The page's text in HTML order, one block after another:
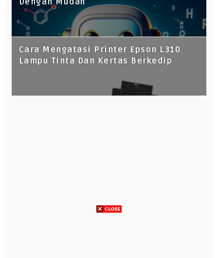
Dengan Mudah
Cara Mengatasi Printer Epson L310
Lampu Tinta Dan Kertas Berkedip